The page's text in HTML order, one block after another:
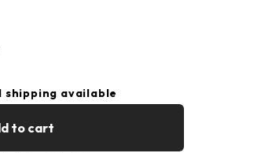
available
to cart